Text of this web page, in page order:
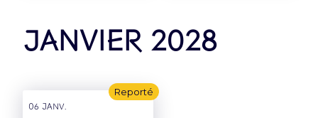
janvier 2028
Reporté
06 janv.